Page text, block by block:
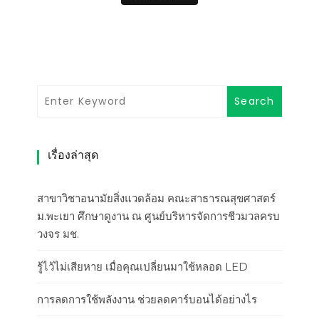
เรื่องล่าสุด
สาขาวิชาอนามัยสิ่งแวดล้อม คณะสาธารณสุขศาสตร์
ม.พะเยา ศึกษาดูงาน ณ ศูนย์บริหารจัดการชีวมวลครบ
วงจร มช.
รู้ไว้ไม่เสียหาย เมื่อคุณเปลี่ยนมาใช้หลอด LED
การลดการใช้พลังงาน ช่วยลดคาร์บอนได้อย่างไร